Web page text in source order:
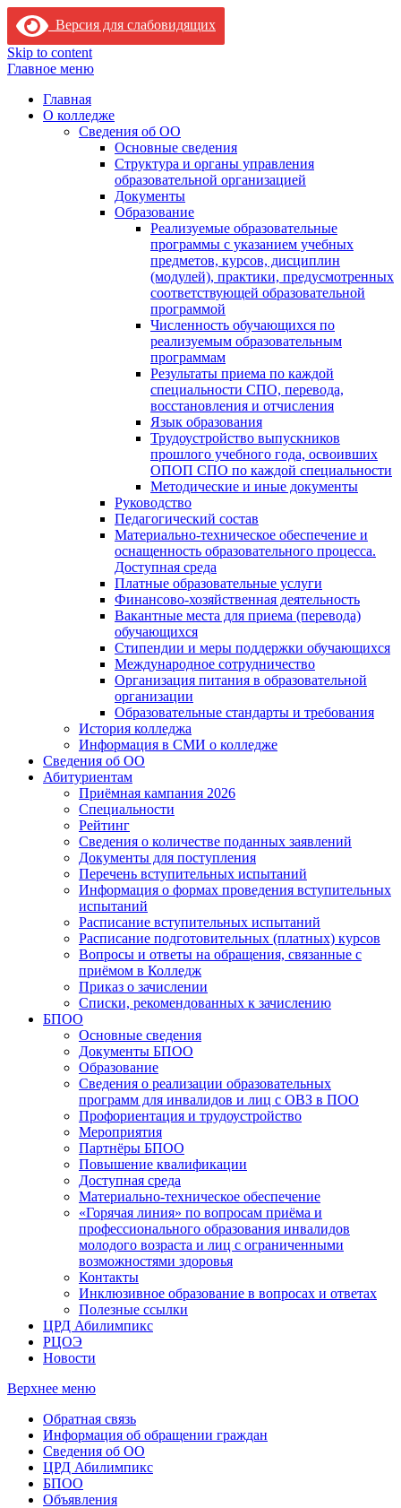
Версия для слабовидящих
Skip to content
Главное меню
Главная
О колледже
Сведения об ОО
Основные сведения
Структура и органы управления
образовательной организацией
Документы
Образование
Реализуемые образовательные
программы с указанием учебных
предметов, курсов, дисциплин
(модулей), практики, предусмотренных
соответствующей образовательной
программой
Численность обучающихся по
реализуемым образовательным
программам
Результаты приема по каждой
специальности СПО, перевода,
восстановления и отчисления
Язык образования
Трудоустройство выпускников
прошлого учебного года, освоивших
ОПОП СПО по каждой специальности
Методические и иные документы
Руководство
Педагогический состав
Материально-техническое обеспечение и
оснащенность образовательного процесса.
Доступная среда
Платные образовательные услуги
Финансово-хозяйственная деятельность
Вакантные места для приема (перевода)
обучающихся
Стипендии и меры поддержки обучающихся
Международное сотрудничество
Организация питания в образовательной
организации
Образовательные стандарты и требования
История колледжа
Информация в СМИ о колледже
Сведения об ОО
Абитуриентам
Приёмная кампания 2026
Специальности
Рейтинг
Сведения о количестве поданных заявлений
Документы для поступления
Перечень вступительных испытаний
Информация о формах проведения вступительных
испытаний
Расписание вступительных испытаний
Расписание подготовительных (платных) курсов
Вопросы и ответы на обращения, связанные с
приёмом в Колледж
Приказ о зачислении
Списки, рекомендованных к зачислению
БПОО
Основные сведения
Документы БПОО
Образование
Сведения о реализации образовательных
программ для инвалидов и лиц с ОВЗ в ПОО
Профориентация и трудоустройство
Мероприятия
Партнёры БПОО
Повышение квалификации
Доступная среда
Материально-техническое обеспечение
«Горячая линия» по вопросам приёма и
профессионального образования инвалидов
молодого возраста и лиц с ограниченными
возможностями здоровья
Контакты
Инклюзивное образование в вопросах и ответах
Полезные ссылки
ЦРД Абилимпикс
РЦОЭ
Новости
Верхнее меню
Обратная связь
Информация об обращении граждан
Сведения об ОО
ЦРД Абилимпикс
БПОО
Объявления